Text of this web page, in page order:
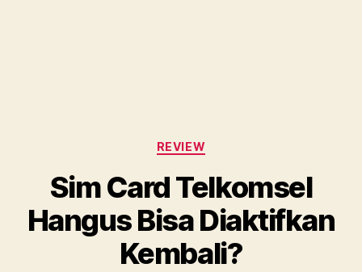
Categories
REVIEW
Sim Card Telkomsel
Hangus Bisa Diaktifkan
Kembali?